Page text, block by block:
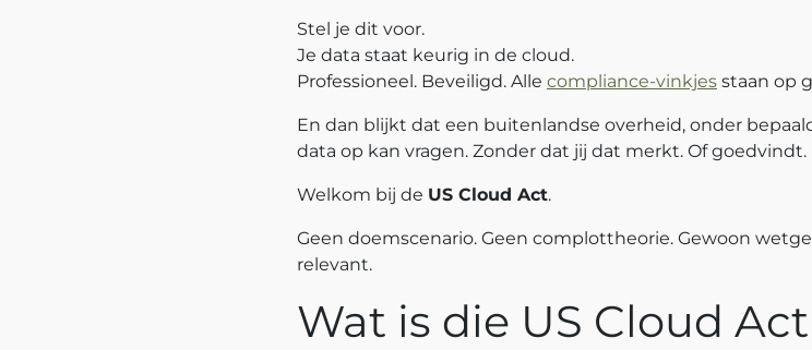
Stel je dit voor.
Je data staat keurig in de cloud.
Professioneel. Beveiligd. Alle compliance-vinkjes staan op
En dan blijkt dat een buitenlandse overheid, onder
data op kan vragen. Zonder dat jij dat merkt. Of goedvindt.
Welkom bij de US Cloud Act.
Geen doemscenario. Geen complottheorie. Gewoon
relevant.
Wat is die US Cloud